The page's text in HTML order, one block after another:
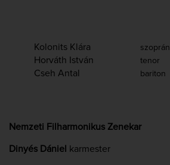
Kolonits Klára szoprán
Horváth István tenor
Cseh Antal bariton
Nemzeti Filharmonikus Zenekar
Dinyés Dániel karmester